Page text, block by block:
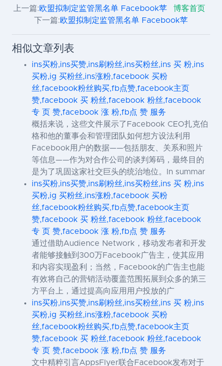
上一篇:欧盟拟制定监管黑名单 Facebook苹
博客首页
下一篇:欧盟拟制定监管黑名单 Facebook苹
相似文章列表
ins买粉,ins买赞,ins刷粉丝,ins买粉丝,ins 买 粉,ins
买粉,ig 买粉丝,ins涨粉,facebook 买粉
丝,facebook粉丝购买,fb点赞,facebook主页
赞,facebook 买 粉丝,facebook 粉丝,facebook
专 页 赞,facebook 涨 粉,fb点 赞 服务
概括来说，这些文件展示了Facebook CEO扎克伯
格和他的董事会和管理团队如何想方设法利用
Facebook用户的数据——包括朋友、关系和照片
等信息——作为对合作公司的谈判筹码，最终目的
是为了巩固这家社交巨头的统治地位。In summar
ins买粉,ins买赞,ins刷粉丝,ins买粉丝,ins 买 粉,ins
买粉,ig 买粉丝,ins涨粉,facebook 买粉
丝,facebook粉丝购买,fb点赞,facebook主页
赞,facebook 买 粉丝,facebook 粉丝,facebook
专 页 赞,facebook 涨 粉,fb点 赞 服务
通过借助Audience Network，移动发布者和开发
者能够接触到300万Facebook广告主，使其应用
和内容实现盈利；当然，Facebook的广告主也能
有效将自己的营销活动覆盖范围拓展到众多的第三
方平台上，通过提高向应用用户投放的广
ins买粉,ins买赞,ins刷粉丝,ins买粉丝,ins 买 粉,ins
买粉,ig 买粉丝,ins涨粉,facebook 买粉
丝,facebook粉丝购买,fb点赞,facebook主页
赞,facebook 买 粉丝,facebook 粉丝,facebook
专 页 赞,facebook 涨 粉,fb点 赞 服务
文中精粹引言AppsFlyer联合Facebook发布对于